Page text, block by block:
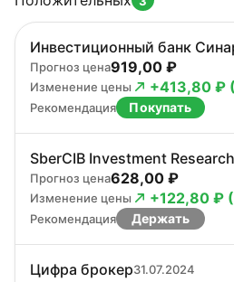
Инвестиционный банк
Прогноз цена919,00 ₽
Изменение цены +413,80 ₽
Рекомендация Покупать
SberCIB Investment Research
Прогноз цена628,00 ₽
Изменение цены +122,80 ₽
Рекомендация Держать
Цифра брокер31.07.2024